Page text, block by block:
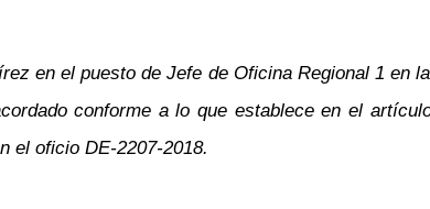
en el puesto de Jefe de Oficina Regional 1 en
conforme a lo que establece en el
el oficio DE-2207-2018.